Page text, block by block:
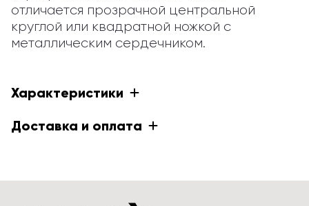
отличается прозрачной центральной
круглой или квадратной ножкой с
металлическим сердечником.
Характеристики
Доставка и оплата